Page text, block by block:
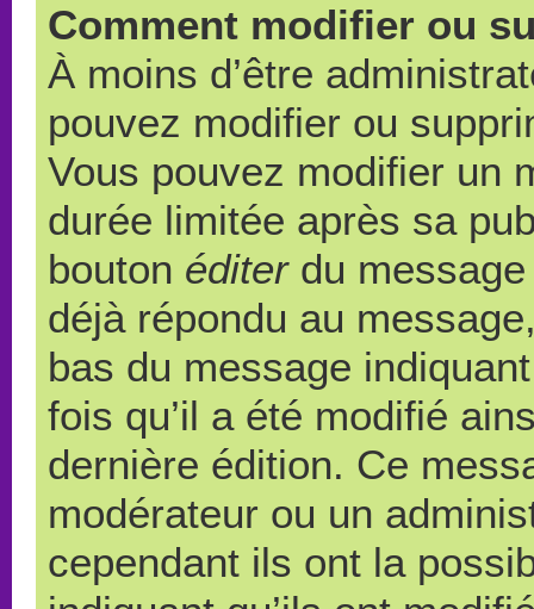
Comment modifier ou
À moins d’être
pouvez modifier ou
Vous pouvez modifier un
durée limitée après sa
bouton éditerdu message
déjà répondu au
bas du message
fois qu’il a été modifié
dernière édition. Ce
modérateur ou un
cependant ils ont la